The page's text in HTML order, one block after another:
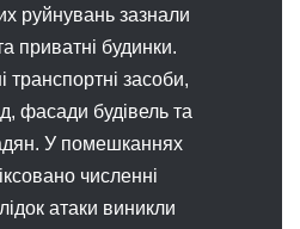
руйнувань зазнали
приватні будинки.
засоби,
фасади будівель та
У помешканнях
численні
атаки виникли